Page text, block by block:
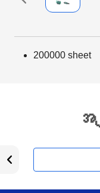
200000 sheet